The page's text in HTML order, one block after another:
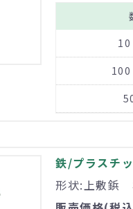
鉄/プラスチ
形状:上敷鋲